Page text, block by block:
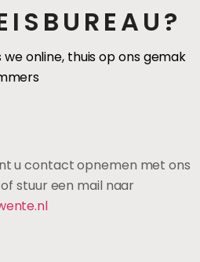
online, thuis op ons gemak
u contact opnemen met ons
stuur een mail naar